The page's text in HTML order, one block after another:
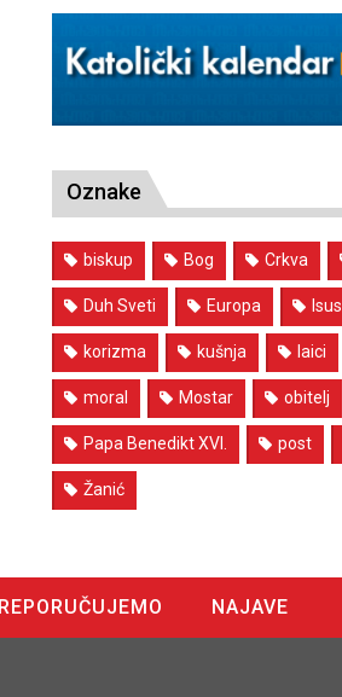
Oznake
biskup Bog Crkva
Duh Sveti Europa Isus
korizma kušnja laici
moral Mostar obitelj
Papa Benedikt XVI. post
Žanić
NAJAVE